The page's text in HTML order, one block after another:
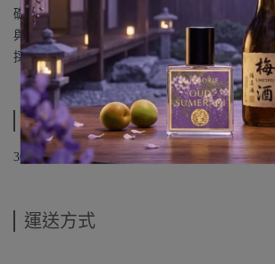
礎，
與經典蛇蝎美人黑白電影元素(煙草、煙霧、皮
採用印度本土的天然材料製成的復古炫燦結構。
規格說明
30ML 合法代理進口 正裝品
運送方式